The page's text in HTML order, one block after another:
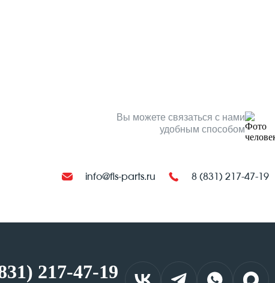
Вы можете связаться с нами
удобным способом
info@fls-parts.ru 8 (831) 217-47-19
217-47-19